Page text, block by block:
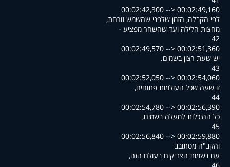
00:02:42,300 --> 00:02:49,160
,לפי הקבלה, הזמן שלפני שהשמש זורחת
- מחצות הלילה ועד שהשחר מפציע
42
00:02:49,570 --> 00:02:51,360
.יש שעת רצון בשמים
43
00:02:52,050 --> 00:02:54,060
,זו שעה שכל העולמות פתוחים
44
00:02:54,780 --> 00:02:56,390
,כל ההיכלות למעלה בשמים
45
00:02:56,840 --> 00:02:59,880
והקב"ה מסתובב
,עם נשמות הצדיקים בעולם הזה
46